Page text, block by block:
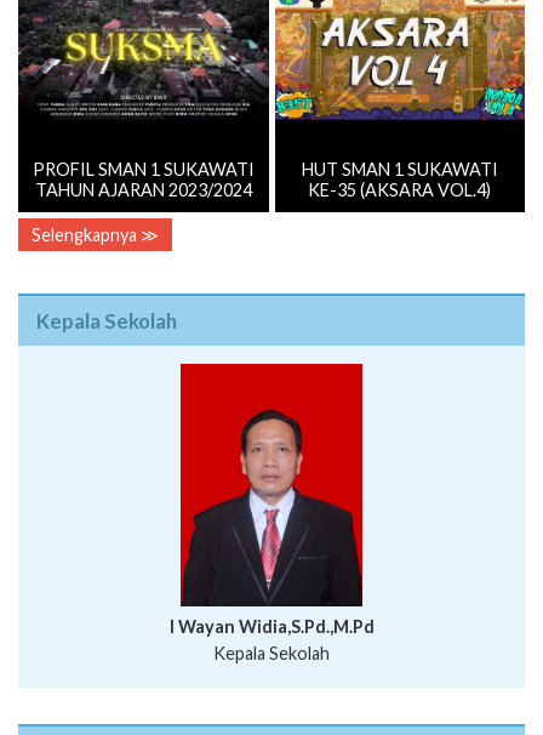
PROFIL SMAN 1 SUKAWATI
TAHUN AJARAN 2023/2024
HUT SMAN 1 SUKAWATI
KE-35 (AKSARA VOL.4)
Selengkapnya ≫
Kepala Sekolah
I Wayan Widia,S.Pd.,M.Pd
Kepala Sekolah